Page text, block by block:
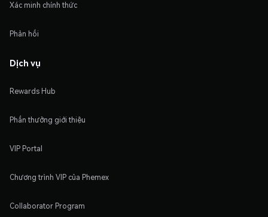
Xác minh chính thức
Phản hồi
Dịch vụ
Rewards Hub
Phần thưởng giới thiệu
VIP Portal
Chương trình VIP của Phemex
Collaborator Program